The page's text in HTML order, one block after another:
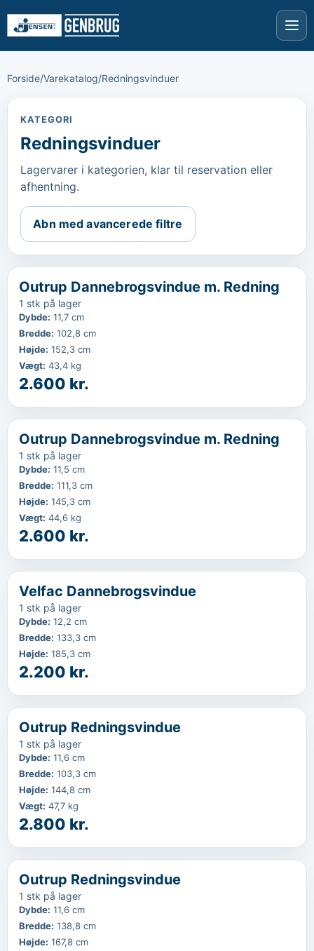
Forside/Varekatalog/Redningsvinduer
KATEGORI
Redningsvinduer
Lagervarer i kategorien, klar til reservation eller
afhentning.
Abn med avancerede filtre
‹
Outrup Dannebrogsvindue m. Redning
1 stk på lager
Dybde: 11,7 cm
Bredde: 102,8 cm
Højde: 152,3 cm
Vægt: 43,4 kg
2.600 kr.
‹
Outrup Dannebrogsvindue m. Redning
1 stk på lager
Dybde: 11,5 cm
Bredde: 111,3 cm
Højde: 145,3 cm
Vægt: 44,6 kg
2.600 kr.
‹
Velfac Dannebrogsvindue
1 stk på lager
Dybde: 12,2 cm
Bredde: 133,3 cm
Højde: 185,3 cm
2.200 kr.
‹
Outrup Redningsvindue
1 stk på lager
Dybde: 11,6 cm
Bredde: 103,3 cm
Højde: 144,8 cm
Vægt: 47,7 kg
2.800 kr.
‹
Outrup Redningsvindue
1 stk på lager
Dybde: 11,6 cm
Bredde: 138,8 cm
Højde: 167,8 cm